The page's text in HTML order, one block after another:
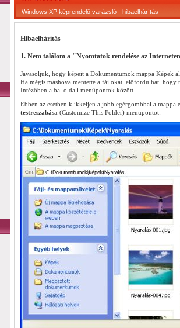
Windows XP képrendelő varázsló - hibaelhárítás
Hibaelhárítás
1. Nem találom a "Nyomtatok rendelése az
Javasoljuk, hogy képeit a Dokumentumok mappa Képek
Ha mégis máshova mentette a fájlokat, előfordulhat,
Intézőben a bal oldali menüpontok között.
Ebben az esetben klikkeljen a jobb egérgombbal a mappa
testreszabása (Customize This Folder) menüpontot: